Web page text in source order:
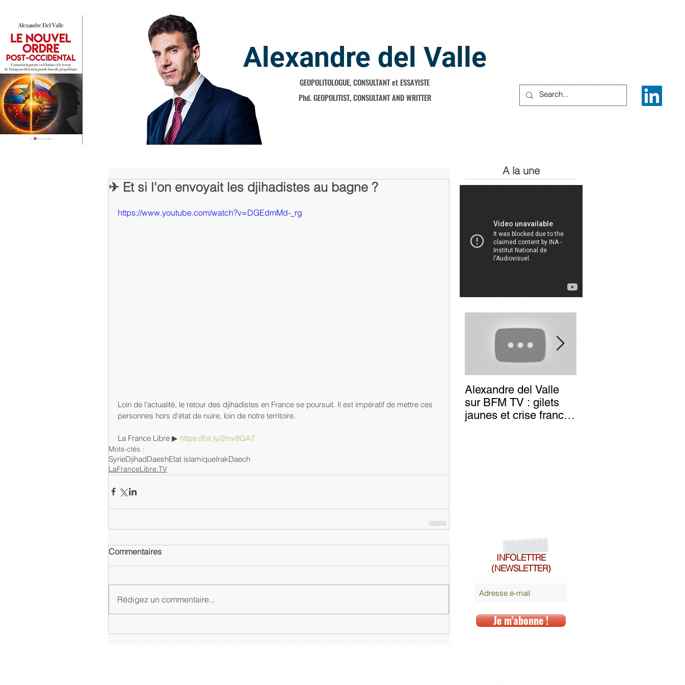
Alexandre del Valle
GEOPOLITOLOGUE, CONSULTANT et ESSAYISTE
Phd. GEOPOLITIST, CONSULTANT AND WRITTER
✈ Et si l'on envoyait les djihadistes au bagne ?
https://www.youtube.com/watch?v=DGEdmMd-_rg
Loin de l'actualité, le retour des djihadistes en France se poursuit. Il est impératif de mettre ces
personnes hors d'état de nuire, loin de notre territoire.
La France Libre ▶ https://bit.ly/2mv8GA7
Mots-clés :
SyrieDjihadDaeshEtat islamiqueIrakDaech
LaFranceLibre.TV
Commentaires
Rédigez un commentaire...
A la une
Alexandre del Valle
sur BFM TV : gilets
jaunes et crise franco-
INFOLETTRE
(NEWSLETTER)
Je m'abonne !